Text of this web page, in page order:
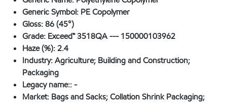
Generic Symbol: PE Copolymer
Gloss:86 (45°)
Grade: Exceed™ 3518QA --- 150000103962
Haze (%):2.4
Industry:Agriculture; Building and Construction;
Packaging
Legacy name::-
Market: Bags and Sacks; Collation Shrink Packaging;